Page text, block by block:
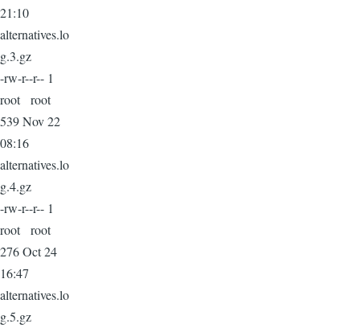
21:10
alternatives.lo
g.3.gz
-rw-r--r-- 1
root root
539 Nov 22
08:16
alternatives.lo
g.4.gz
-rw-r--r-- 1
root root
276 Oct 24
16:47
alternatives.lo
g.5.gz